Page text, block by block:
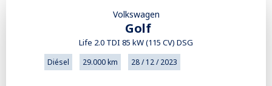
Volkswagen
Golf
Life 2.0 TDI 85 kW (115 CV) DSG
Diésel 29.000 km 28 / 12 / 2023